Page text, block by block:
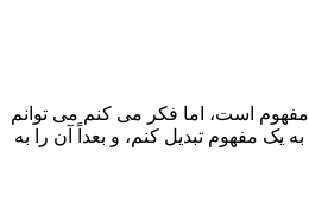
است، اما فکر می کنم می توانم
یک مفهوم تبدیل کنم، و بعداً آن را به